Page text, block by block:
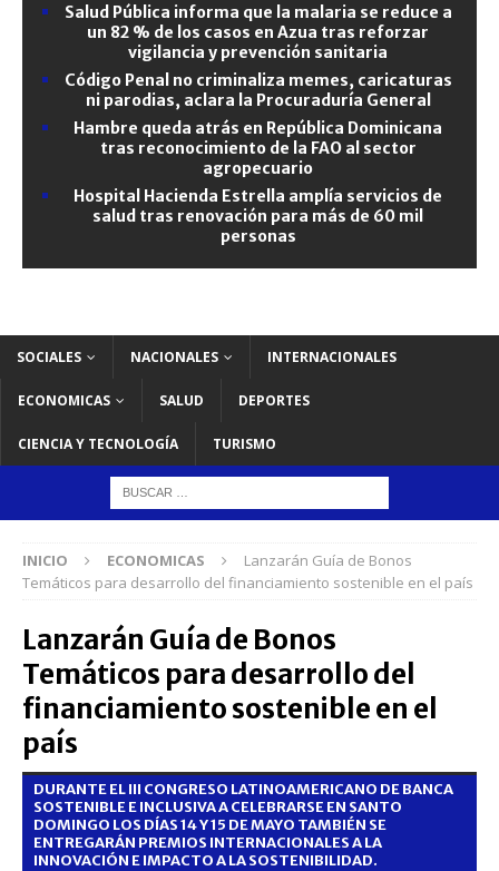
Salud Pública informa que la malaria se reduce a
un 82 % de los casos en Azua tras reforzar
vigilancia y prevención sanitaria
Código Penal no criminaliza memes, caricaturas
ni parodias, aclara la Procuraduría General
Hambre queda atrás en República Dominicana
tras reconocimiento de la FAO al sector
agropecuario
Hospital Hacienda Estrella amplía servicios de
salud tras renovación para más de 60 mil
personas
SOCIALES NACIONALES INTERNACIONALES
ECONOMICAS SALUD DEPORTES
CIENCIA Y TECNOLOGÍA TURISMO
INICIO ECONOMICAS
Lanzarán Guía de Bonos
Temáticos para desarrollo del financiamiento sostenible en el país
Lanzarán Guía de Bonos
Temáticos para desarrollo del
financiamiento sostenible en el
país
DURANTE EL III CONGRESO LATINOAMERICANO DE BANCA
SOSTENIBLE E INCLUSIVA A CELEBRARSE EN SANTO
DOMINGO LOS DÍAS 14 Y 15 DE MAYO TAMBIÉN SE
ENTREGARÁN PREMIOS INTERNACIONALES A LA
INNOVACIÓN E IMPACTO A LA SOSTENIBILIDAD.